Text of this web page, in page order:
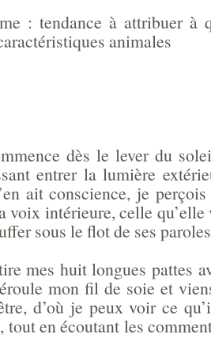
: tendance à attribuer à
animales
dès le lever du
entrer la lumière
ait conscience, je
voix intérieure, celle qu’elle
sous le flot de ses
mes huit longues pattes
mon fil de soie et
d’où je peux voir ce
tout en écoutant les